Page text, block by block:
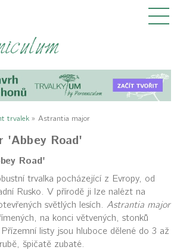
trvalek » Astrantia major
'Abbey Road'
Road'
trvalka pocházející z Evropy, od
Rusko. V přírodě ji lze nalézt na
světlých lesích. Astrantia major
na konci větvených, stonků
listy jsou hluboce dělené do 3 až
špičatě zubaté.